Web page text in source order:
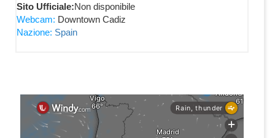
Sito Ufficiale:Non disponibile
Webcam: Downtown Cadiz
Nazione: Spain